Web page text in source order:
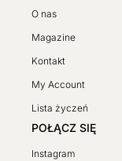
O nas
Magazine
Kontakt
My Account
Lista życzeń
POŁĄCZ SIĘ
Instagram